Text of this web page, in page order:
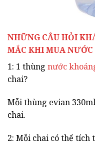
NHỮNG CÂU HỎI
MẮC KHI MUA
1: 1 thùng nước
chai?
Mỗi thùng evian
chai.
2: Mỗi chai có thể tích